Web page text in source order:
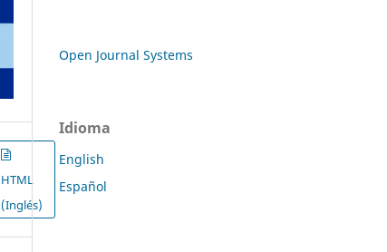
HTML
(Inglés)
Open Journal Systems
Idioma
English
Español